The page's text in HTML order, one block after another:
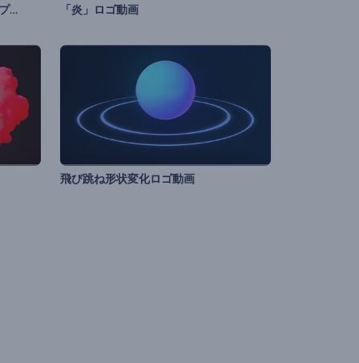
トゥインクル・クリスマス・オープニング動画 「炎」ロゴ動画
飛び跳ね形状変化ロゴ動画